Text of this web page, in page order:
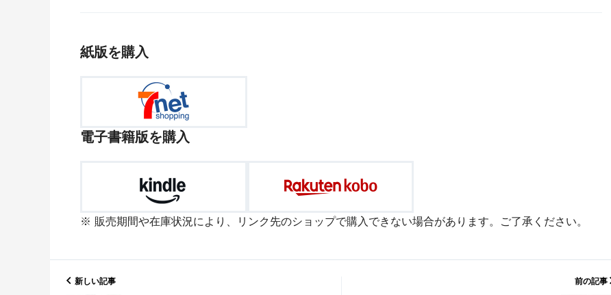
紙版を購入
電子書籍版を購入
販売期間や在庫状況により、リンク先のショップで購入できない場合があります。ご了承ください。
新しい記事 前の記事